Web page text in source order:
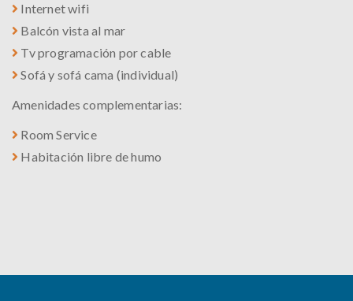
Internet wifi
Balcón vista al mar
Tv programación por cable
Sofá y sofá cama (individual)
Amenidades complementarias:
Room Service
Habitación libre de humo